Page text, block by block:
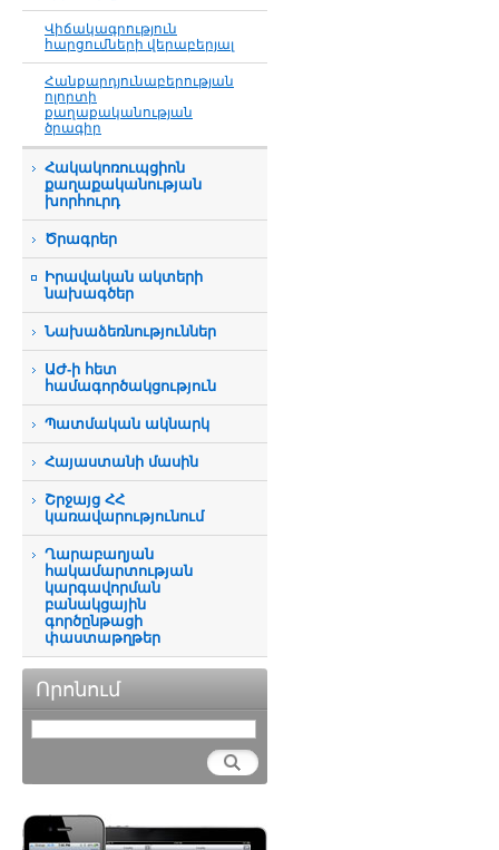
Վիճակագրություն
հարցումների վերաբերյալ
Հանքարդյունաբերության
ոլորտի
քաղաքականության
ծրագիր
Հակակոռուպցիոն
քաղաքականության
խորհուրդ
Ծրագրեր
Իրավական ակտերի
նախագծեր
Նախաձեռնություններ
ԱԺ-ի հետ
համագործակցություն
Պատմական ակնարկ
Հայաստանի մասին
Շրջայց ՀՀ
կառավարությունում
Ղարաբաղյան
հակամարտության
կարգավորման
բանակցային
գործընթացի
փաստաթղթեր
Որոնում